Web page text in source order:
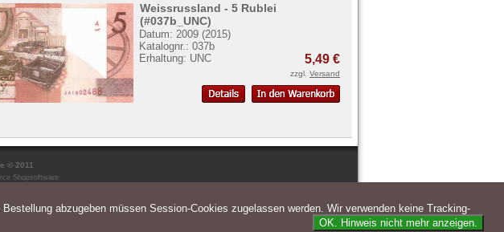
Weissrussland - 5 Rublei
(#037b_UNC)
Datum: 2009 (2015)
Katalognr.: 037b
Erhaltung: UNC
5,49 €
zzgl. Versand
© 2011
Shopsoftware
abzugeben müssen Session-Cookies zugelassen werden. Wir verwenden keine Tracking-
OK. Hinweis nicht mehr anzeigen.